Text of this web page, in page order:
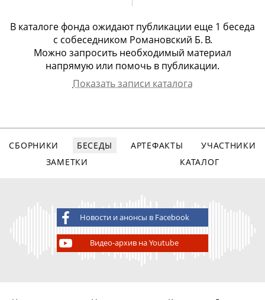
В каталоге фонда ожидают публикации еще 1 беcеда
с собеседником Романовский Б. В.
Можно запросить необходимый материал
напрямую или помочь в публикации.
Показать записи каталога
СБОРНИКИ БЕСЕДЫ АРТЕФАКТЫ
УЧАСТНИКИ
ЗАМЕТКИ
КАТАЛОГ
Новости и анонсы в Facebook
Видео-архив на Youtube